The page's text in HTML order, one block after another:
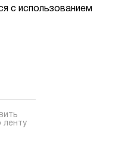
с использованием
ленту